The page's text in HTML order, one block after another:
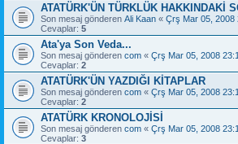
ATATÜRK'ÜN TÜRKLÜK HAKKINDAKİ
Son mesaj gönderen Ali Kaan « Çrş Mar 05, 2008
Cevaplar: 5
Ata'ya Son Veda...
Son mesaj gönderen com « Çrş Mar 05, 2008
Cevaplar: 2
ATATÜRK'ÜN YAZDIĞI KİTAPLAR
Son mesaj gönderen com « Çrş Mar 05, 2008
Cevaplar: 2
ATATÜRK KRONOLOJİSİ
Son mesaj gönderen com « Çrş Mar 05, 2008
Cevaplar: 3